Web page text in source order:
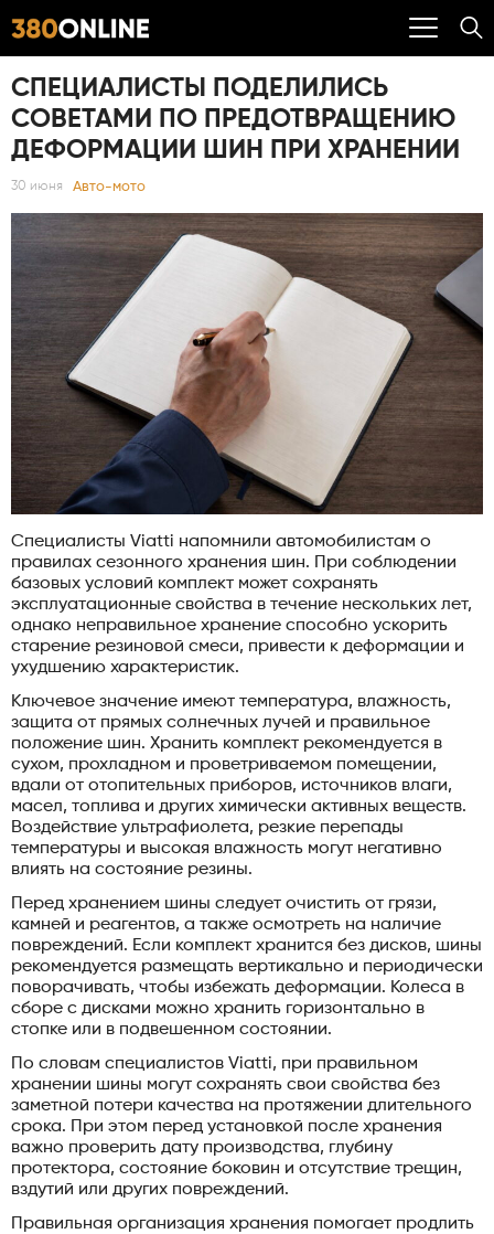
СПЕЦИАЛИСТЫ ПОДЕЛИЛИСЬ
СОВЕТАМИ ПО ПРЕДОТВРАЩЕНИЮ
ДЕФОРМАЦИИ ШИН ПРИ ХРАНЕНИИ
30 июня Авто-мото
Специалисты Viatti напомнили автомобилистам о
правилах сезонного хранения шин. При соблюдении
базовых условий комплект может сохранять
эксплуатационные свойства в течение нескольких лет,
однако неправильное хранение способно ускорить
старение резиновой смеси, привести к деформации и
ухудшению характеристик.
Ключевое значение имеют температура, влажность,
защита от прямых солнечных лучей и правильное
положение шин. Хранить комплект рекомендуется в
сухом, прохладном и проветриваемом помещении,
вдали от отопительных приборов, источников влаги,
масел, топлива и других химически активных веществ.
Воздействие ультрафиолета, резкие перепады
температуры и высокая влажность могут негативно
влиять на состояние резины.
Перед хранением шины следует очистить от грязи,
камней и реагентов, а также осмотреть на наличие
повреждений. Если комплект хранится без дисков, шины
рекомендуется размещать вертикально и периодически
поворачивать, чтобы избежать деформации. Колеса в
сборе с дисками можно хранить горизонтально в
стопке или в подвешенном состоянии.
По словам специалистов Viatti, при правильном
хранении шины могут сохранять свои свойства без
заметной потери качества на протяжении длительного
срока. При этом перед установкой после хранения
важно проверить дату производства, глубину
протектора, состояние боковин и отсутствие трещин,
вздутий или других повреждений.
Правильная организация хранения помогает продлить